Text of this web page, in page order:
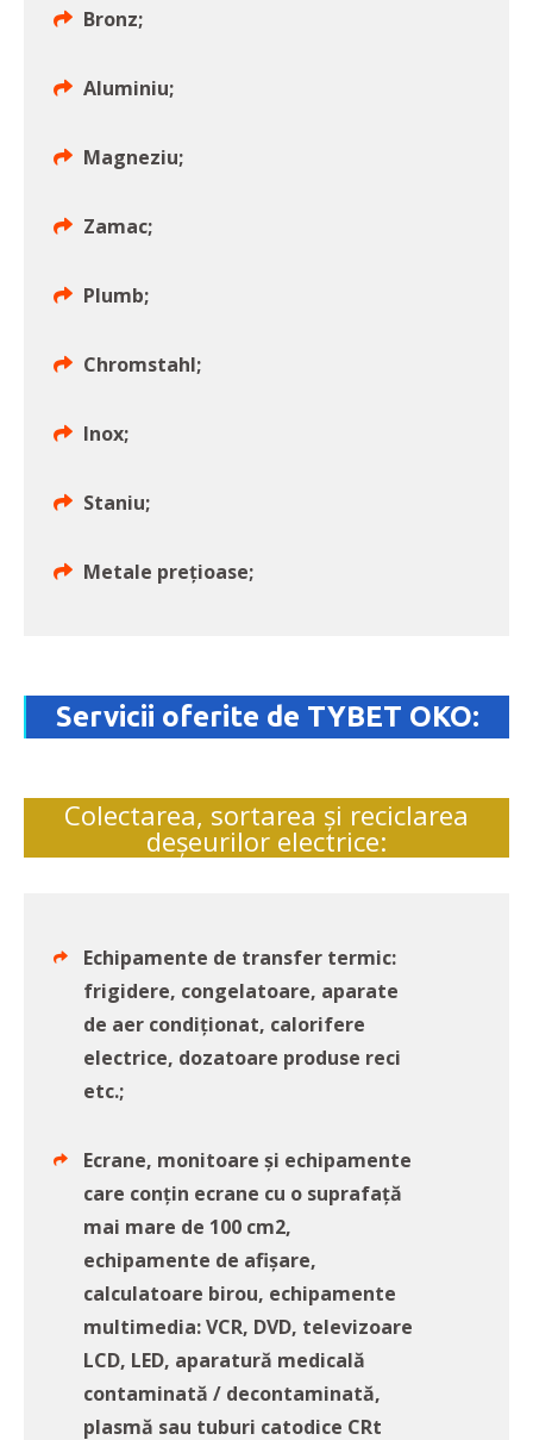
Bronz;
Aluminiu;
Magneziu;
Zamac;
Plumb;
Chromstahl;
Inox;
Staniu;
Metale preţioase;
Servicii oferite de TYBET OKO:
Colectarea, sortarea şi reciclarea
deşeurilor electrice:
Echipamente de transfer termic:
frigidere, congelatoare, aparate
de aer condiţionat, calorifere
electrice, dozatoare produse reci
etc.;
Ecrane, monitoare şi echipamente
care conţin ecrane cu o suprafaţă
mai mare de 100 cm2,
echipamente de afişare,
calculatoare birou, echipamente
multimedia: VCR, DVD, televizoare
LCD, LED, aparatură medicală
contaminată / decontaminată,
plasmă sau tuburi catodice CRt